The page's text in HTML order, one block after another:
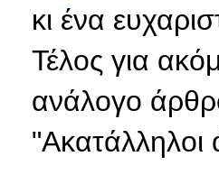
κι ένα
Τέλος για
ανάλογο
"Ακατάλληλοι